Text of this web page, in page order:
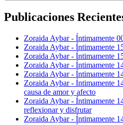
Publicaciones
Zoraida Aybar - Íntimamente
Zoraida Aybar - Íntimamente
Zoraida Aybar - Íntimamente
Zoraida Aybar - Íntimamente
Zoraida Aybar - Íntimamente
Zoraida Aybar - Íntimamente
causa de amor y afecto
Zoraida Aybar - Íntimamente
reflexionar y disfrutar
Zoraida Aybar - Íntimamente